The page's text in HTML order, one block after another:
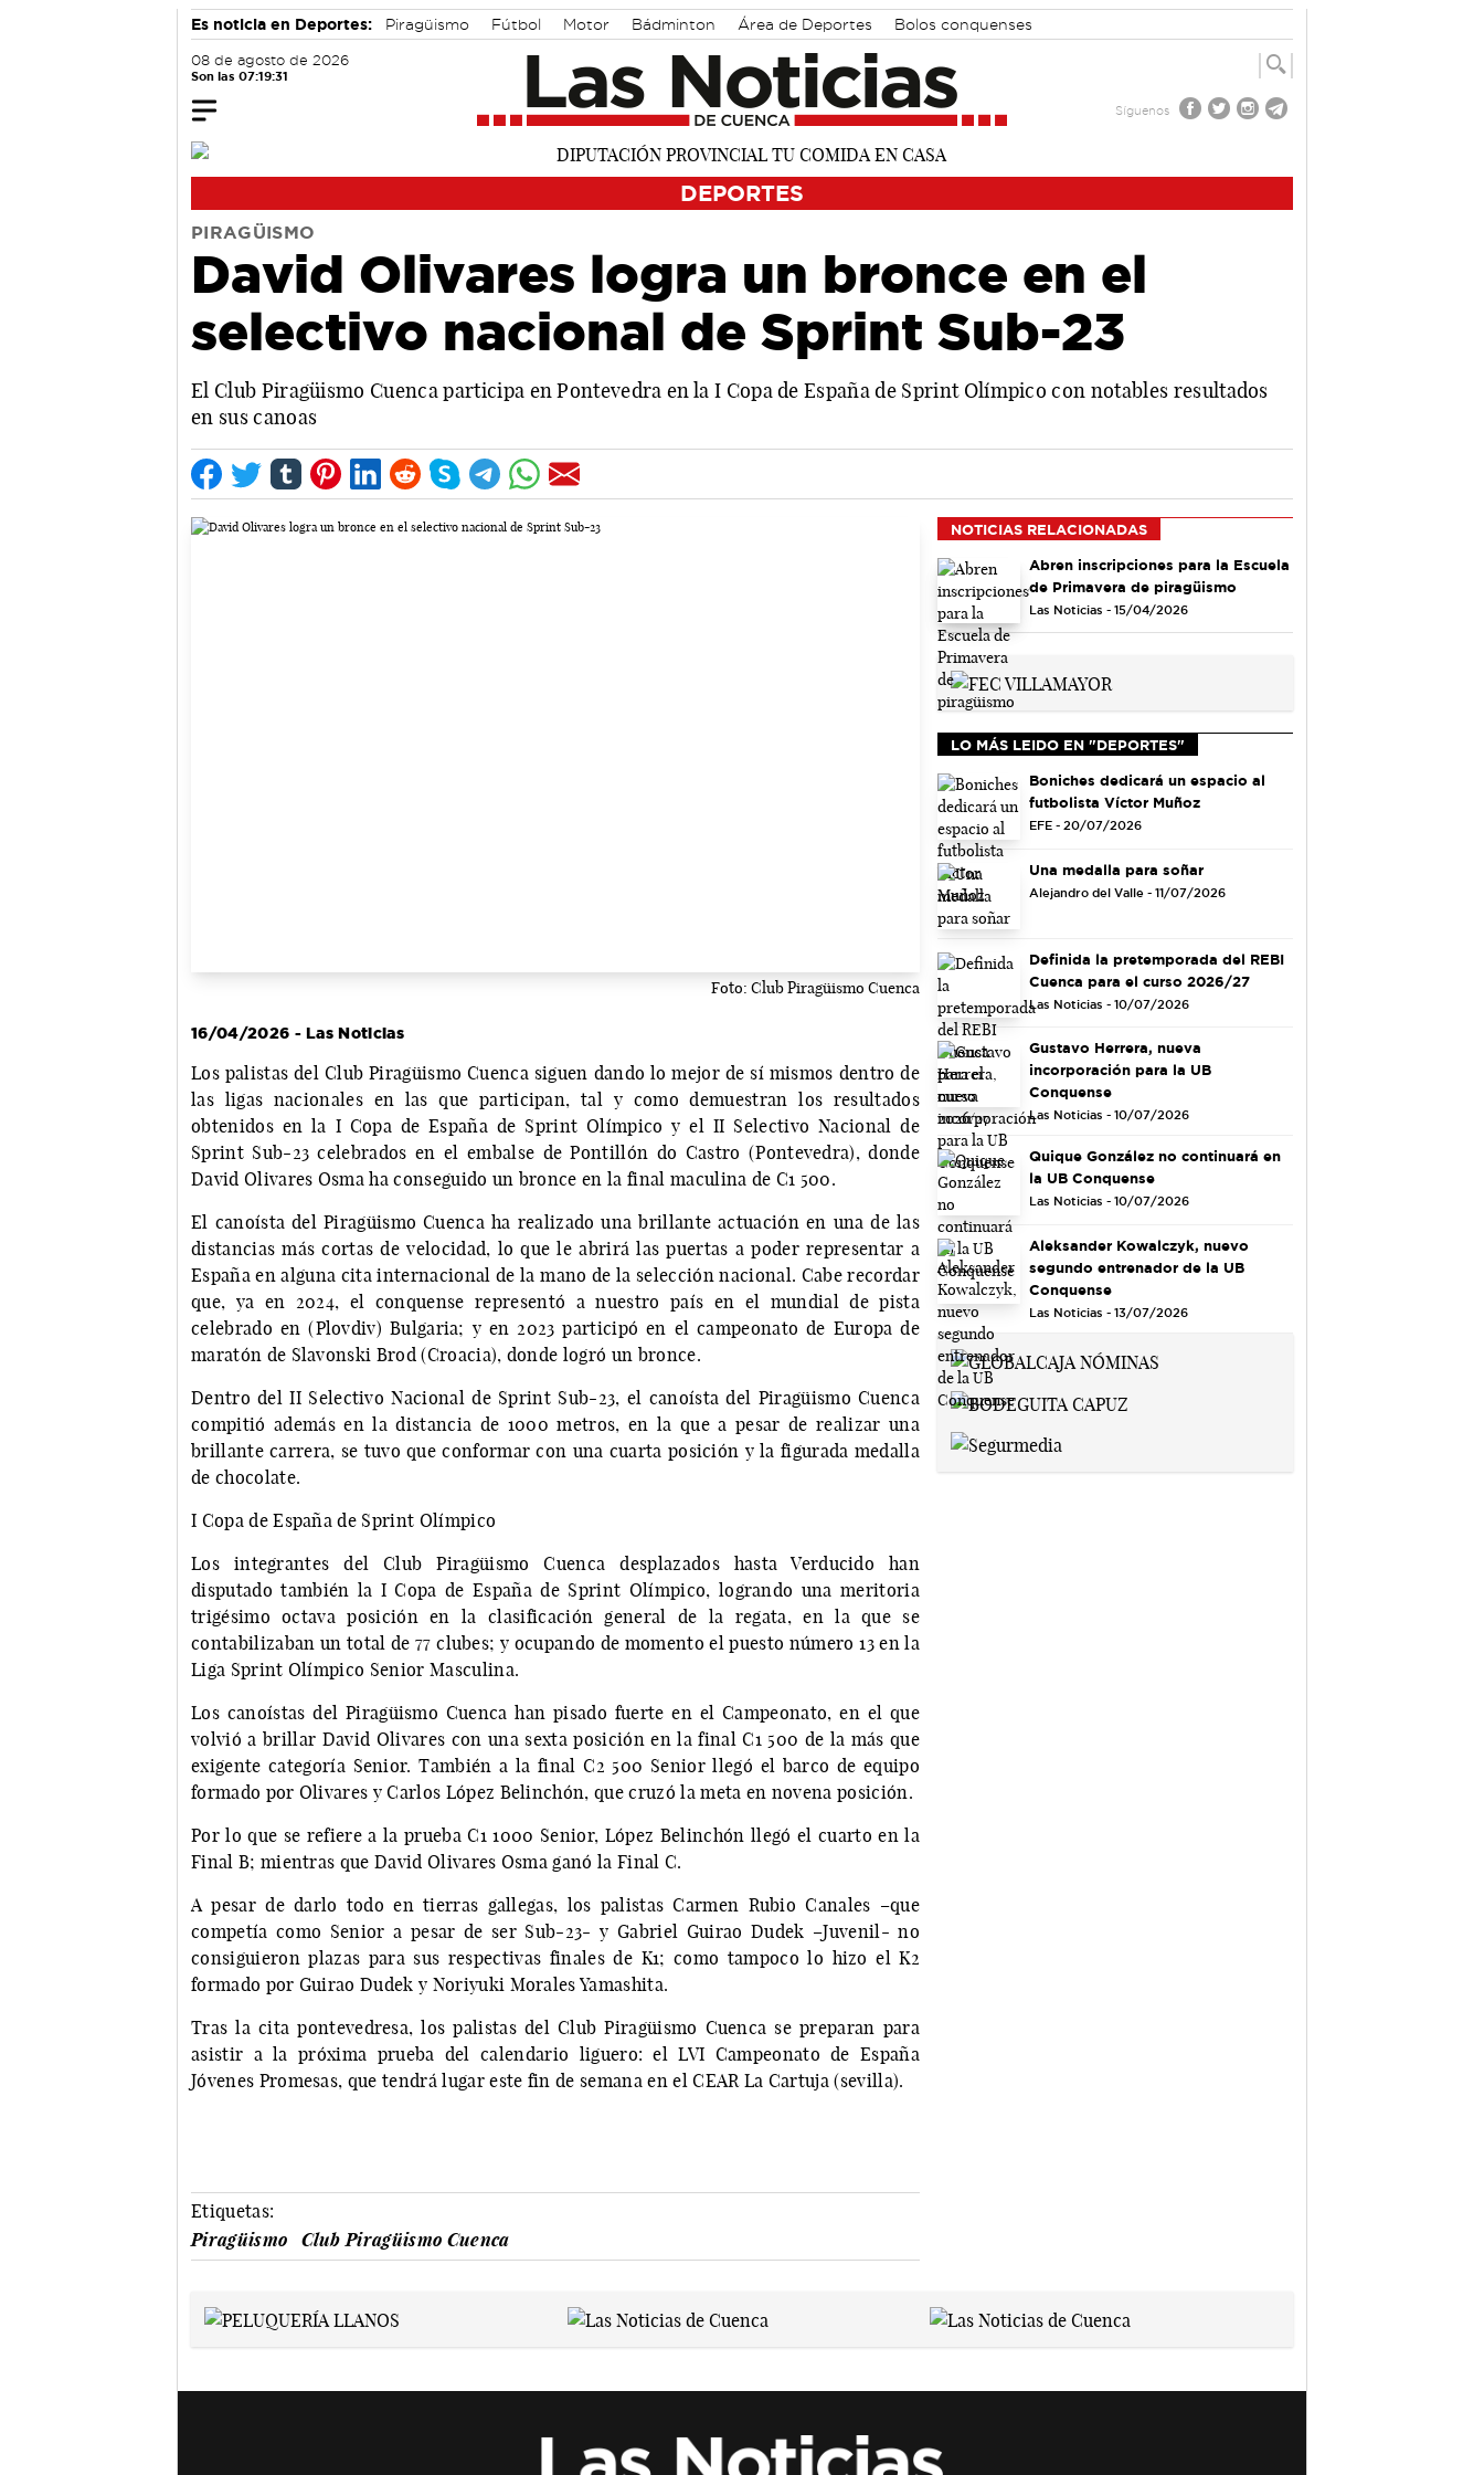
Es noticia en Deportes: Piragüismo Fútbol Motor Bádminton Área de Deportes Bolos conquenses
08 de agosto de 2026
Son las 07:19:32
Síguenos
DEPORTES
PIRAGÜISMO
David Olivares logra un bronce en el
selectivo nacional de Sprint Sub-23
El Club Piragüismo Cuenca participa en Pontevedra en la I Copa de España de Sprint Olímpico con notables resultados
en sus canoas
Foto: Club Piragüismo Cuenca
16/04/2026 - Las Noticias
Los palistas del Club Piragüismo Cuenca siguen dando lo mejor de sí mismos dentro de
las ligas nacionales en las que participan, tal y como demuestran los resultados
obtenidos en la I Copa de España de Sprint Olímpico y el II Selectivo Nacional de
Sprint Sub-23 celebrados en el embalse de Pontillón do Castro (Pontevedra), donde
David Olivares Osma ha conseguido un bronce en la final maculina de C1 500.
El canoísta del Piragüismo Cuenca ha realizado una brillante actuación en una de las
distancias más cortas de velocidad, lo que le abrirá las puertas a poder representar a
España en alguna cita internacional de la mano de la selección nacional. Cabe recordar
que, ya en 2024, el conquense representó a nuestro país en el mundial de pista
celebrado en (Plovdiv) Bulgaria; y en 2023 participó en el campeonato de Europa de
maratón de Slavonski Brod (Croacia), donde logró un bronce.
Dentro del II Selectivo Nacional de Sprint Sub-23, el canoísta del Piragüismo Cuenca
compitió además en la distancia de 1000 metros, en la que a pesar de realizar una
brillante carrera, se tuvo que conformar con una cuarta posición y la figurada medalla
de chocolate.
I Copa de España de Sprint Olímpico
Los integrantes del Club Piragüismo Cuenca desplazados hasta Verducido han
disputado también la I Copa de España de Sprint Olímpico, logrando una meritoria
trigésimo octava posición en la clasificación general de la regata, en la que se
contabilizaban un total de 77 clubes; y ocupando de momento el puesto número 13 en la
Liga Sprint Olímpico Senior Masculina.
Los canoístas del Piragüismo Cuenca han pisado fuerte en el Campeonato, en el que
volvió a brillar David Olivares con una sexta posición en la final C1 500 de la más que
exigente categoría Senior. También a la final C2 500 Senior llegó el barco de equipo
formado por Olivares y Carlos López Belinchón, que cruzó la meta en novena posición.
Por lo que se refiere a la prueba C1 1000 Senior, López Belinchón llegó el cuarto en la
Final B; mientras que David Olivares Osma ganó la Final C.
A pesar de darlo todo en tierras gallegas, los palistas Carmen Rubio Canales –que
competía como Senior a pesar de ser Sub-23- y Gabriel Guirao Dudek –Juvenil- no
consiguieron plazas para sus respectivas finales de K1; como tampoco lo hizo el K2
formado por Guirao Dudek y Noriyuki Morales Yamashita.
Tras la cita pontevedresa, los palistas del Club Piragüismo Cuenca se preparan para
asistir a la próxima prueba del calendario liguero: el LVI Campeonato de España
Jóvenes Promesas, que tendrá lugar este fin de semana en el CEAR La Cartuja (sevilla).
Etiquetas:
Piragüismo
Club Piragüismo Cuenca
NOTICIAS RELACIONADAS
Abren inscripciones para la Escuela
de Primavera de piragüismo
Las Noticias - 15/04/2026
LO MÁS LEIDO EN "DEPORTES"
Boniches dedicará un espacio al
futbolista Víctor Muñoz
EFE - 20/07/2026
Una medalla para soñar
Alejandro del Valle - 11/07/2026
Definida la pretemporada del REBI
Cuenca para el curso 2026/27
Las Noticias - 10/07/2026
Gustavo Herrera, nueva
incorporación para la UB
Conquense
Las Noticias - 10/07/2026
Quique González no continuará en
la UB Conquense
Las Noticias - 10/07/2026
Aleksander Kowalczyk, nuevo
segundo entrenador de la UB
Conquense
Las Noticias - 13/07/2026